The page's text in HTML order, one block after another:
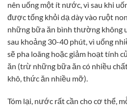
nên uống một ít nước, vì sau khi
được tống khỏi dạ dày vào ruột
những bữa ăn bình thường không
sau khoảng 30-40 phút, vì uống
sẽ pha loãng hoặc giảm hoạt tính
ăn (trừ những bữa ăn có nhiều
khô, thức ăn nhiều mỡ).
Tóm lại, nước rất cần cho cơ thể,